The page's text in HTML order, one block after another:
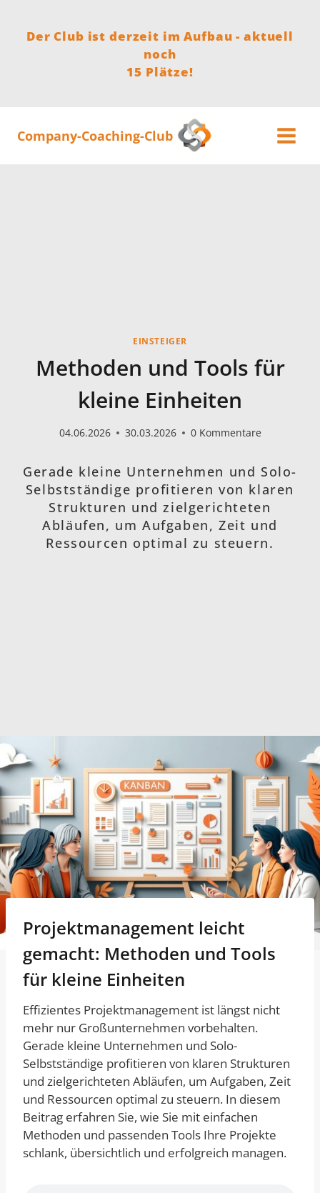
springenDer Club ist derzeit im Aufbau - aktuell
noch
15 Plätze!
Company-Coaching-Club
EINSTEIGER
Methoden und Tools für
kleine Einheiten
04.06.2026 30.03.2026 0 Kommentare
Gerade kleine Unternehmen und Solo-
Selbstständige profitieren von klaren
Strukturen und zielgerichteten
Abläufen, um Aufgaben, Zeit und
Ressourcen optimal zu steuern.
Projektmanagement leicht
gemacht: Methoden und Tools
für kleine Einheiten
Effizientes Projektmanagement ist längst nicht
mehr nur Großunternehmen vorbehalten.
Gerade kleine Unternehmen und Solo-
Selbstständige profitieren von klaren Strukturen
und zielgerichteten Abläufen, um Aufgaben, Zeit
und Ressourcen optimal zu steuern. In diesem
Beitrag erfahren Sie, wie Sie mit einfachen
Methoden und passenden Tools Ihre Projekte
schlank, übersichtlich und erfolgreich managen.